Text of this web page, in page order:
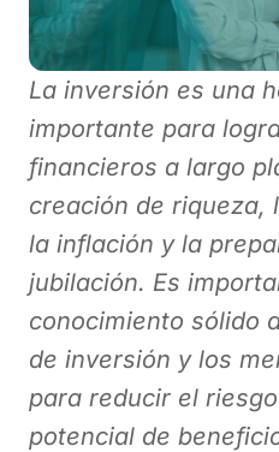
La inversión es una
importante para
financieros a largo
creación de riqueza,
la inflación y la
jubilación. Es
conocimiento sólido
de inversión y los
para reducir el
potencial de